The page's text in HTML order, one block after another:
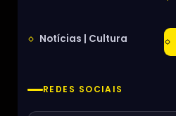
Notícias | Cultura
REDES SOCIAIS